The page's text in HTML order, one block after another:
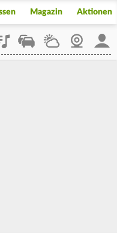
Magazin Aktionen
StaupilotWetterWebcam